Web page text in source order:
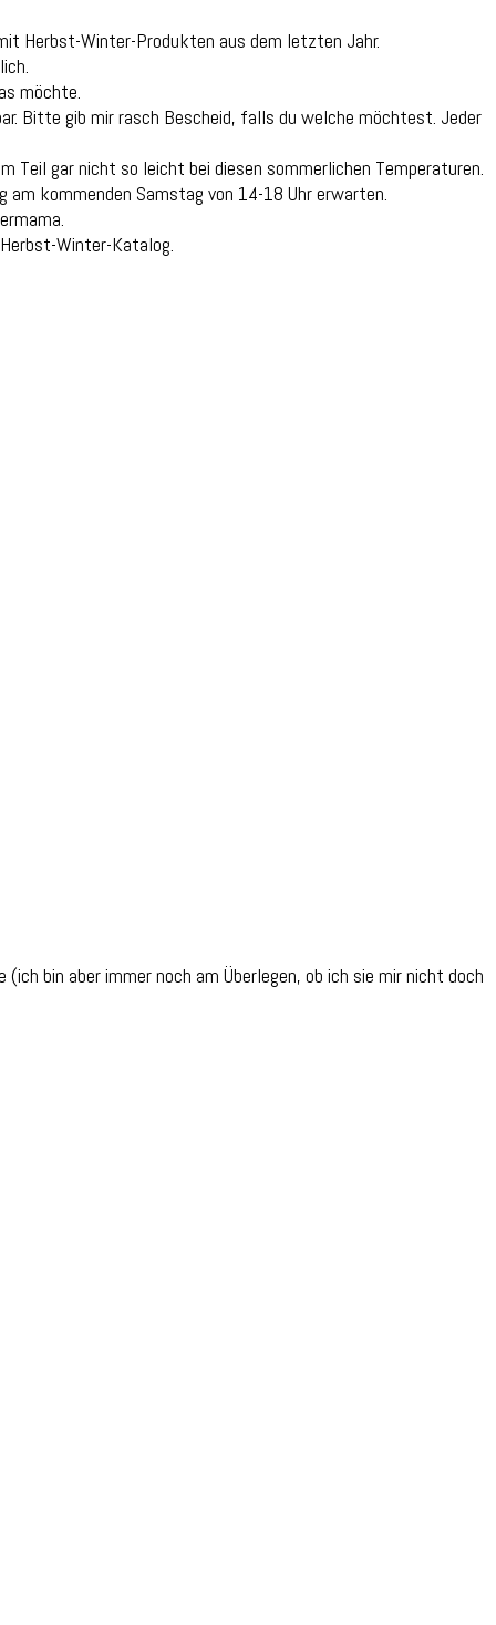
Herbst-Winter-Produkten aus dem letzten Jahr.
möchte.
Bitte gib mir rasch Bescheid, falls du welche möchtest. Jeder
gar nicht so leicht bei diesen sommerlichen Temperaturen.
kommenden Samstag von 14-18 Uhr erwarten.
Winter-Katalog.
bin aber immer noch am Überlegen, ob ich sie mir nicht doch